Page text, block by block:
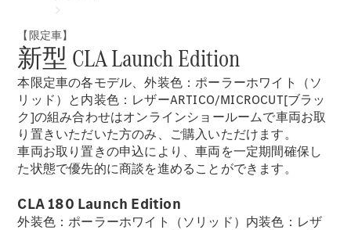
ブランド
【限定車】
新型 CLA Launch Edition
本限定車の各モデル、外装色：ポーラーホワイト（ソ
リッド）と内装色：レザーARTICO/MICROCUT[ブラッ
ク]の組み合わせはオンラインショールームで車両お取
り置きいただいた方のみ、ご購入いただけます。
車両お取り置きの申込により、車両を一定期間確保し
た状態で優先的に商談を進めることができます。
CLA 180 Launch Edition
外装色：ポーラーホワイト（ソリッド）内装色：レザ